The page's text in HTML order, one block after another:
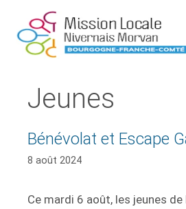
Jeunes
Bénévolat et Escape
8 août 2024
Ce mardi 6 août, les jeunes